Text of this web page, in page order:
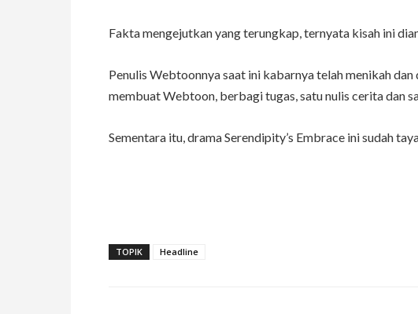
Fakta mengejutkan yang terungkap, ternyata kisah ini
Penulis Webtoonnya saat ini kabarnya telah menikah
membuat Webtoon, berbagi tugas, satu nulis cerita dan
Sementara itu, drama Serendipity’s Embrace ini sudah
TOPIK Headline